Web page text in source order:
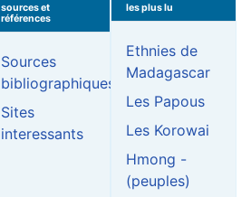
sources et
références
Sources
bibliographiques
Sites
interessants
les plus lu
Ethnies de
Madagascar
Les Papous
Les Korowai
Hmong -
(peuples)